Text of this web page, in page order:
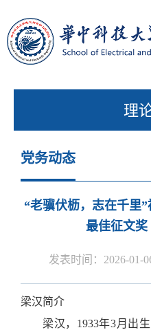
理
党务动态
“老骥伏枥，志在千里
最佳征文奖
发表时间：2026-01-
梁汉简介
梁汉，1933年3月出